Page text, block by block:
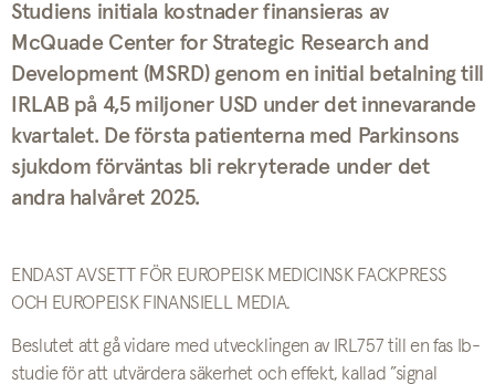
Studiens initiala kostnader finansieras av
McQuade Center for Strategic Research and
Development (MSRD) genom en initial betalning till
IRLAB på 4,5 miljoner USD under det innevarande
kvartalet. De första patienterna med Parkinsons
sjukdom förväntas bli rekryterade under det
andra halvåret 2025.
ENDAST AVSETT FÖR EUROPEISK MEDICINSK FACKPRESS
OCH EUROPEISK FINANSIELL MEDIA.
Beslutet att gå vidare med utvecklingen av IRL757 till en fas Ib-
studie för att utvärdera säkerhet och effekt, kallad ”signal